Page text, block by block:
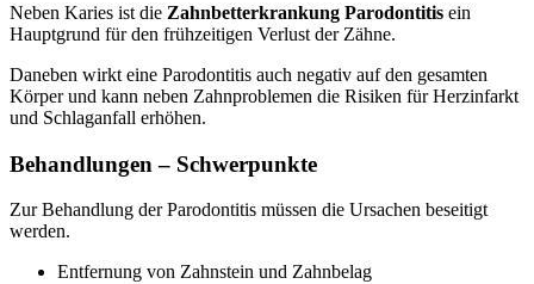
Neben Karies ist die Zahnbetterkrankung Parodontitis ein
Hauptgrund für den frühzeitigen Verlust der Zähne.
Daneben wirkt eine Parodontitis auch negativ auf den gesamten
Körper und kann neben Zahnproblemen die Risiken für Herzinfarkt
und Schlaganfall erhöhen.
Behandlungen – Schwerpunkte
Zur Behandlung der Parodontitis müssen die Ursachen beseitigt
werden.
Entfernung von Zahnstein und Zahnbelag